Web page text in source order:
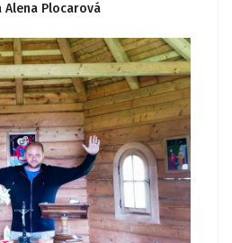
Plocarová